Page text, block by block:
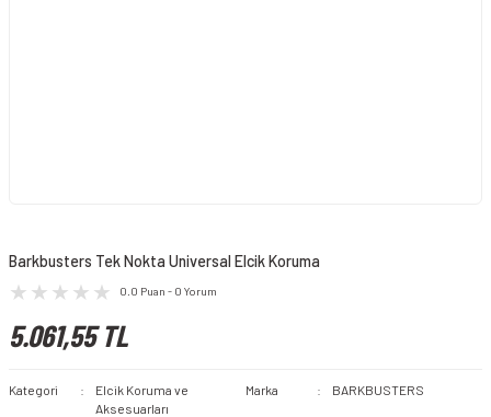
Barkbusters Tek Nokta Universal Elcik Koruma
0.0 Puan - 0 Yorum
5.061,55 TL
Kategori
Elcik Koruma ve
Aksesuarları
Marka BARKBUSTERS